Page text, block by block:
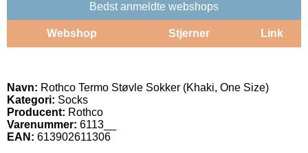
Bedst anmeldte webshops
Webshop Stjerner Link
Navn: Rothco Termo Støvle Sokker (Khaki, One Size)
Kategori: Socks
Producent: Rothco
Varenummer: 6113__
EAN: 613902611306